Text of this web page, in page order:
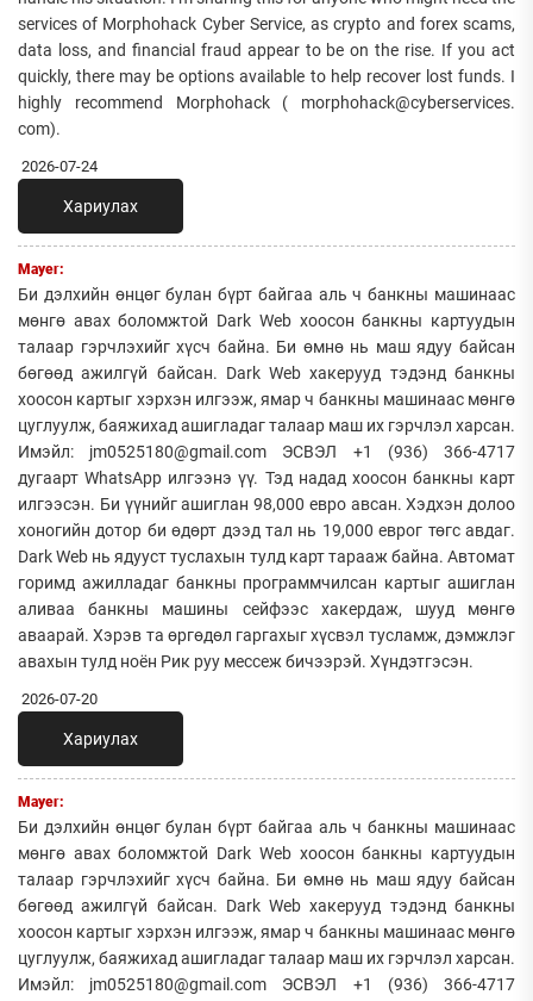
services of Morphohack Cyber Service, as crypto and forex scams,
data loss, and financial fraud appear to be on the rise. If you act
quickly, there may be options available to help recover lost funds. I
highly recommend Morphohack ( morphohack@cyberservices.
com).
2026-07-24
Хариулах
Mayer:
Би дэлхийн өнцөг булан бүрт байгаа аль ч банкны машинаас
мөнгө авах боломжтой Dark Web хоосон банкны картуудын
талаар гэрчлэхийг хүсч байна. Би өмнө нь маш ядуу байсан
бөгөөд ажилгүй байсан. Dark Web хакерууд тэдэнд банкны
хоосон картыг хэрхэн илгээж, ямар ч банкны машинаас мөнгө
цуглуулж, баяжихад ашигладаг талаар маш их гэрчлэл харсан.
Имэйл: jm0525180@gmail.com ЭСВЭЛ +1 (936) 366-4717
дугаарт WhatsApp илгээнэ үү. Тэд надад хоосон банкны карт
илгээсэн. Би үүнийг ашиглан 98,000 евро авсан. Хэдхэн долоо
хоногийн дотор би өдөрт дээд тал нь 19,000 еврог төгс авдаг.
Dark Web нь ядууст туслахын тулд карт тарааж байна. Автомат
горимд ажилладаг банкны программчилсан картыг ашиглан
аливаа банкны машины сейфээс хакердаж, шууд мөнгө
аваарай. Хэрэв та өргөдөл гаргахыг хүсвэл тусламж, дэмжлэг
авахын тулд ноён Рик руу мессеж бичээрэй. Хүндэтгэсэн.
2026-07-20
Хариулах
Mayer:
Би дэлхийн өнцөг булан бүрт байгаа аль ч банкны машинаас
мөнгө авах боломжтой Dark Web хоосон банкны картуудын
талаар гэрчлэхийг хүсч байна. Би өмнө нь маш ядуу байсан
бөгөөд ажилгүй байсан. Dark Web хакерууд тэдэнд банкны
хоосон картыг хэрхэн илгээж, ямар ч банкны машинаас мөнгө
цуглуулж, баяжихад ашигладаг талаар маш их гэрчлэл харсан.
Имэйл: jm0525180@gmail.com ЭСВЭЛ +1 (936) 366-4717